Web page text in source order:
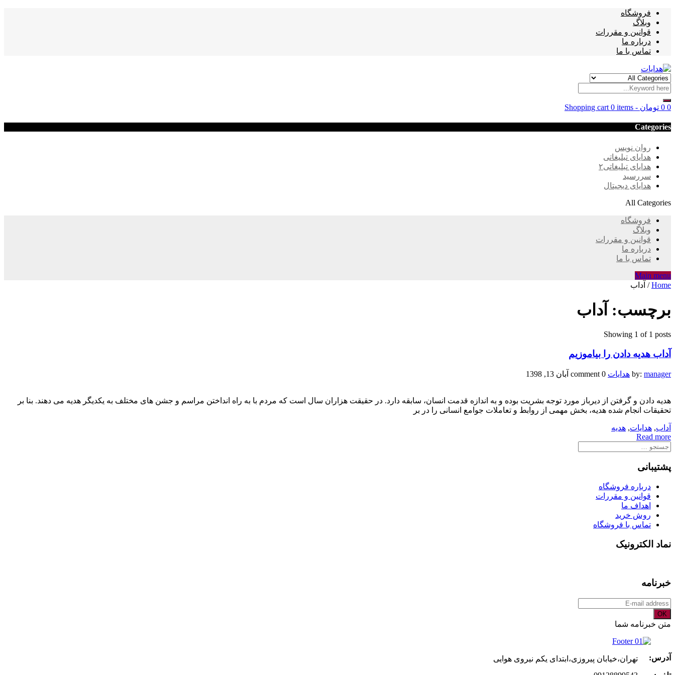
فروشگاه
وبلاگ
قوانین و مقررات
درباره ما
تماس با ما
Shopping cart 0 items - 0 تومان 0
Categories
روان نویس
هدایای تبلیغاتی
هدایای تبلیغاتی۲
سررسید
هدایای دیجیتال
All Categories
فروشگاه
وبلاگ
قوانین و مقررات
درباره ما
تماس با ما
Main menu
Home
/ آداب
برچسب: آداب
Showing 1 of 1 posts
آداب هدیه دادن را بیاموزیم
by: manager هدایات 0 comment آبان 13, 1398
هدیه دادن و گرفتن از دیرباز مورد توجه بشریت بوده و به اندازه قدمت انسان، سابقه دارد. در حقیقت هزاران سال است که مردم با به راه انداختن مراسم و جشن های مختلف به یکدیگر هدیه می دهند. بنا بر
تحقیقات انجام شده هدیه، بخش مهمی از روابط و تعاملات جوامع انسانی را در بر
آداب, هدایات, هدیه
Read more
جستجو
پشتیبانی
درباره فروشگاه
قوانین و مقررات
اهداف ما
روش خرید
تماس با فروشگاه
نماد الکترونیک
خبرنامه
OK
متن خبرنامه شما
آدرس:
تهران،خیابان پیروزی،ابتدای یکم نیروی هوایی